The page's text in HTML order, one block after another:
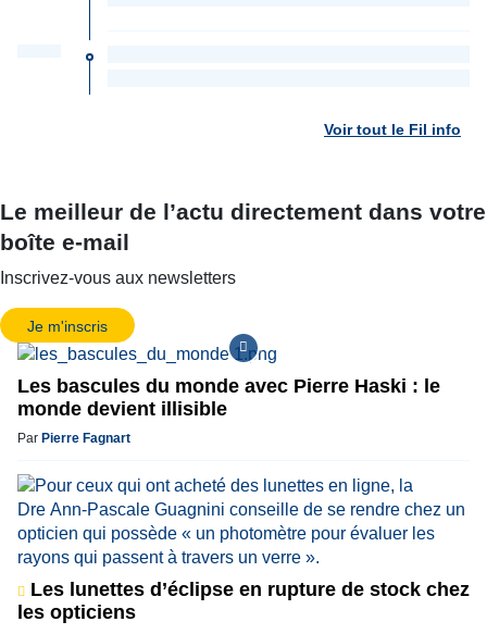
Voir tout le Fil info
Le meilleur de l’actu directement dans votre
boîte e-mail
Inscrivez-vous aux newsletters
Je m'inscris
Les bascules du monde avec Pierre Haski : le
monde devient illisible
Par Pierre Fagnart
Les lunettes d’éclipse en rupture de stock chez
les opticiens